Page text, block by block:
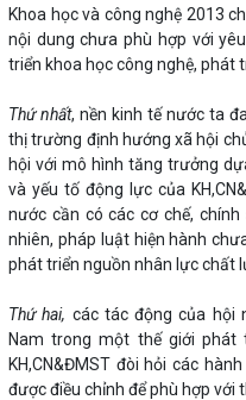
Khoa học và công nghệ 2013
nội dung chưa phù hợp với
triển khoa học công nghệ, phát
Thứ nhất, nền kinh tế nước ta
thị trường định hướng xã hội
hội với mô hình tăng trưởng
và yếu tố động lực của
nước cần có các cơ chế,
nhiên, pháp luật hiện hành
phát triển nguồn nhân lực chất
Thứ hai, các tác động của hội
Nam trong một thế giới phát
KH,CN&ĐMST đòi hỏi các
được điều chỉnh để phù hợp với